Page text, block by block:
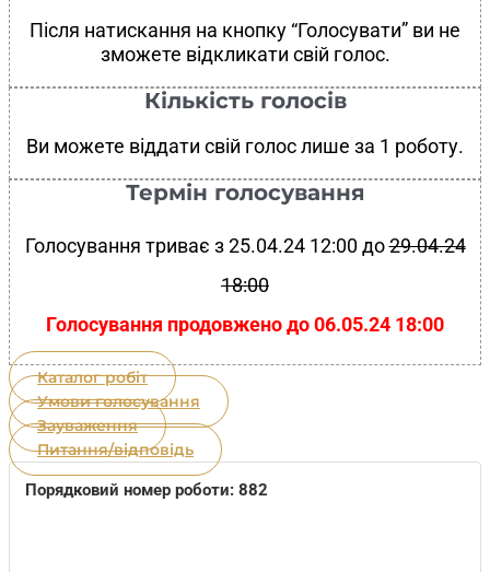
Після натискання на кнопку “Голосувати” ви не
зможете відкликати свій голос.
Кількість голосів
Ви можете віддати свій голос лише за 1 роботу.
Термін голосування
Голосування триває з 25.04.24 12:00 до29.04.24
18:00
Голосування продовжено до 06.05.24 18:00
Каталог робіт
Умови голосування
Зауваження
Питання/відповідь
Порядковий номер роботи: 882